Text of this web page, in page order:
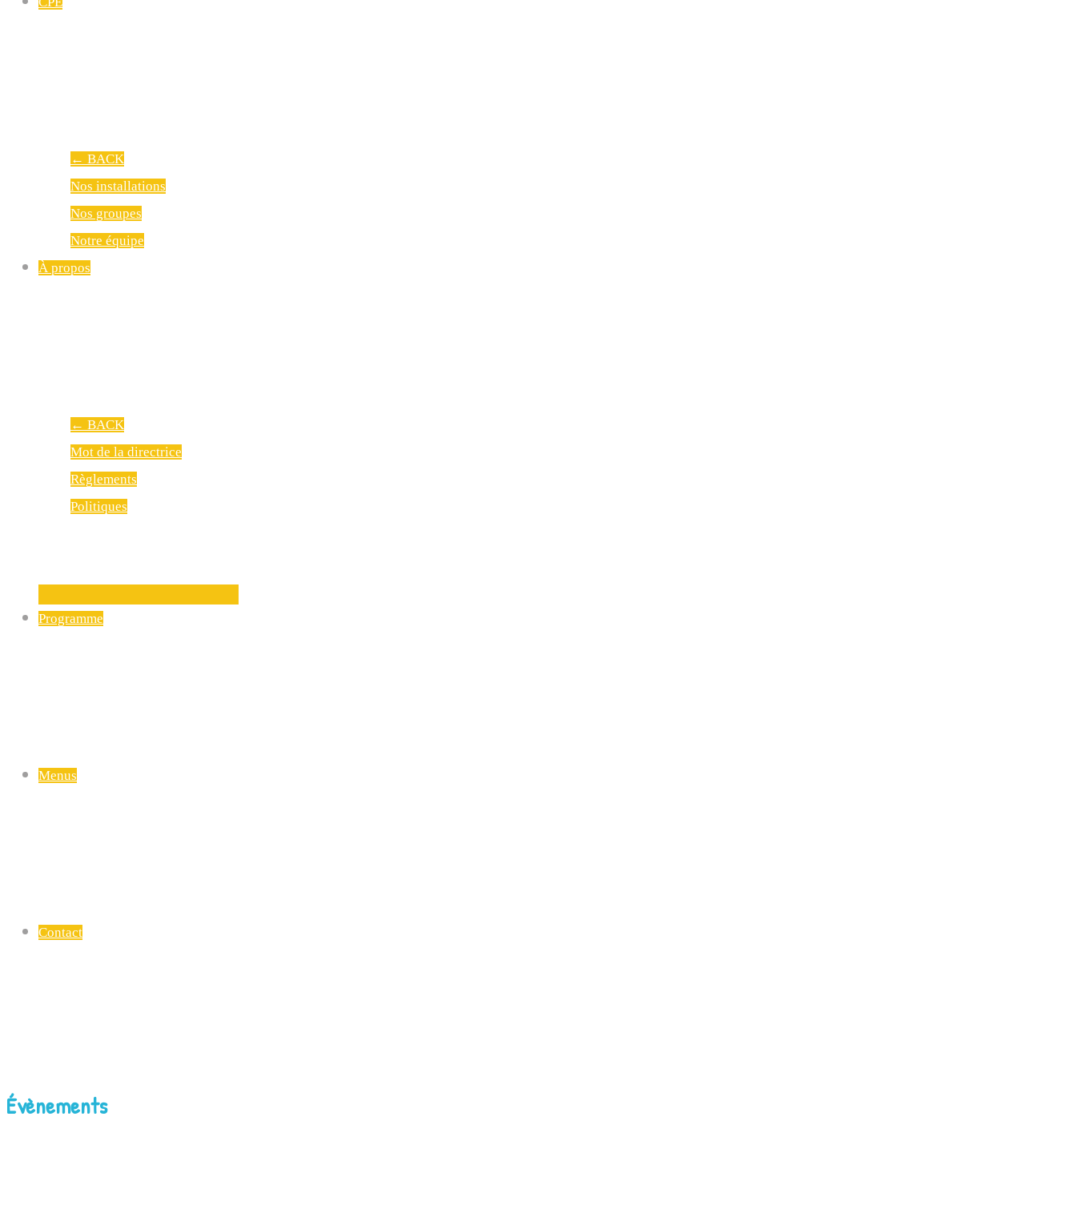
← BACK
Nos installations
Nos groupes
Notre équipe
À propos
← BACK
Mot de la directrice
Règlements
Politiques
Programme
Menus
Contact
Évènements